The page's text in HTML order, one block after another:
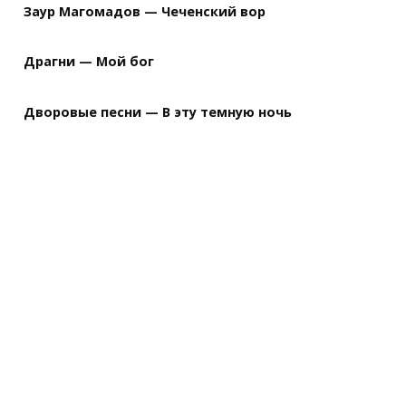
Заур Магомадов — Чеченский вор
Драгни — Мой бог
Дворовые песни — В эту темную ночь